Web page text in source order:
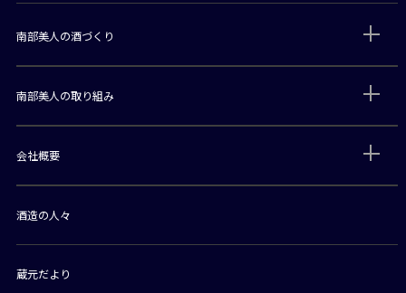
南部美人の酒づくり
南部美人の取り組み
会社概要
酒造の人々
蔵元だより